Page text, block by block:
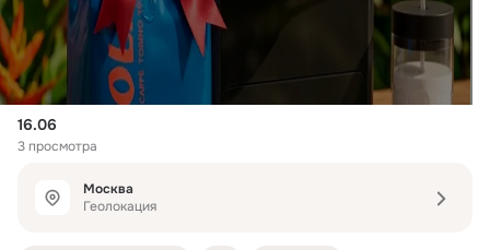
16.06
3 просмотра
Москва
Геолокация